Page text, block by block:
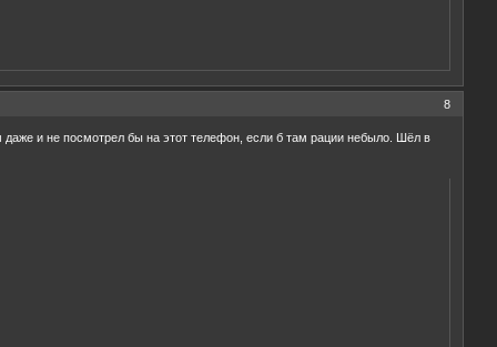
8
и не посмотрел бы на этот телефон, если б там рации небыло. Шёл в